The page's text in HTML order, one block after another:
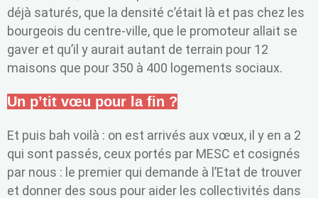
déjà saturés, que la densité c’était là et pas chez les
bourgeois du centre-ville, que le promoteur allait se
gaver et qu’il y aurait autant de terrain pour 12
maisons que pour 350 à 400 logements sociaux.
Un p’tit vœu pour la fin ?
Et puis bah voilà : on est arrivés aux vœux, il y en a 2
qui sont passés, ceux portés par MESC et cosignés
par nous : le premier qui demande à l’Etat de trouver
et donner des sous pour aider les collectivités dans